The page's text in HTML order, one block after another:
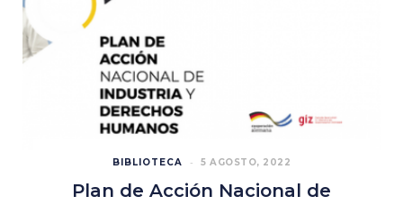
BIBLIOTECA 5 AGOSTO, 2022
Plan de Acción Nacional de